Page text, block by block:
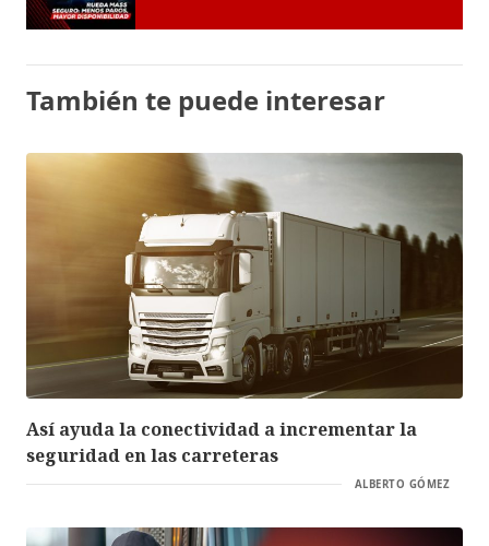
También te puede interesar
Así ayuda la conectividad a incrementar la
seguridad en las carreteras
ALBERTO GÓMEZ